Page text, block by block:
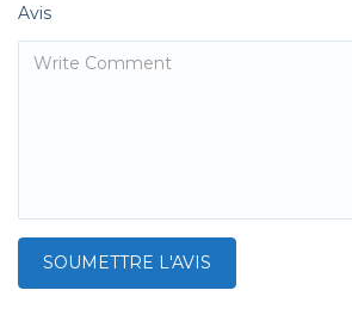
Avis